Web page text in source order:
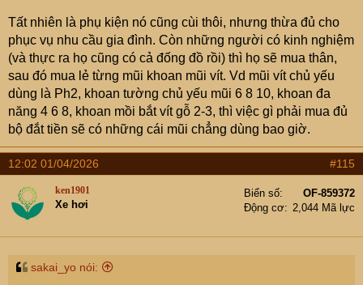
Tất nhiên là phụ kiện nó cũng cùi thôi, nhưng thừa đủ cho
phục vụ nhu cầu gia đình. Còn những người có kinh nghiệm
(và thực ra họ cũng có cả đống đồ rồi) thì họ sẽ mua thân,
sau đó mua lẻ từng mũi khoan mũi vít. Vd mũi vít chủ yếu
dùng là Ph2, khoan tường chủ yếu mũi 6 8 10, khoan đa
năng 4 6 8, khoan mồi bắt vít gỗ 2-3, thì việc gì phải mua đủ
bộ đắt tiền sẽ có những cái mũi chẳng dùng bao giờ.
12:02 01/04/2026 #115
ken1901
Xe hơi
Biển số
OF-859372
Động cơ
2,044 Mã lực
sakai_yo nói: